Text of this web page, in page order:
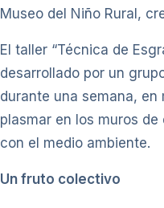
Museo del Niño Rural,
El taller “Técnica de
desarrollado por un
durante una semana,
plasmar en los muros
con el medio ambiente.
Un fruto colectivo